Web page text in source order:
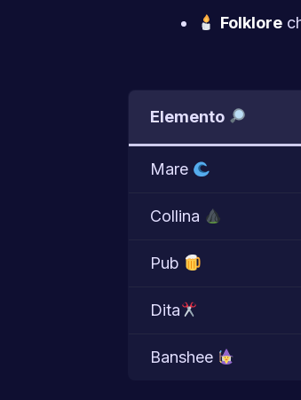
Folklore
Elemento
Mare
Collina
Pub
Dita
Banshee